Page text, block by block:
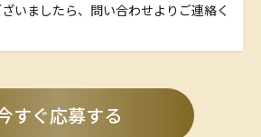
いましたら、問い合わせよりご連絡く
すぐ応募する